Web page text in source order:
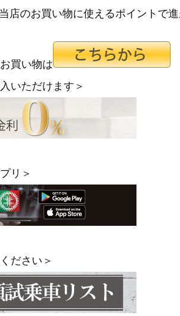
のお買い物に使えるポイントで進
買い物は
いただけます＞
リ＞
ださい＞